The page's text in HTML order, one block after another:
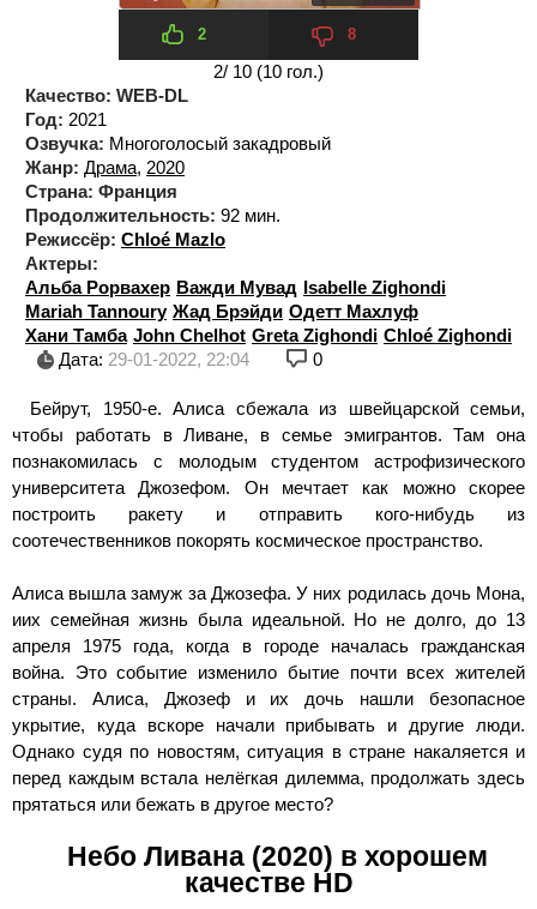
2 8
2/ 10 (10 гол.)
Качество: WEB-DL
Год: 2021
Озвучка: Многоголосый закадровый
Жанр: Драма, 2020
Страна: Франция
Продолжительность: 92 мин.
Режиссёр: Chloé Mazlo
Актеры:
Альба Рорвахер Важди Мувад Isabelle Zighondi
Mariah Tannoury Жад Брэйди Одетт Махлуф
Хани Тамба John Chelhot Greta Zighondi Chloé Zighondi
Дата: 29-01-2022, 22:04 0
Бейрут, 1950-е. Алиса сбежала из швейцарской семьи,
чтобы работать в Ливане, в семье эмигрантов. Там она
познакомилась с молодым студентом астрофизического
университета Джозефом. Он мечтает как можно скорее
построить ракету и отправить кого-нибудь из
соотечественников покорять космическое пространство.
Алиса вышла замуж за Джозефа. У них родилась дочь Мона,
иих семейная жизнь была идеальной. Но не долго, до 13
апреля 1975 года, когда в городе началась гражданская
война. Это событие изменило бытие почти всех жителей
страны. Алиса, Джозеф и их дочь нашли безопасное
укрытие, куда вскоре начали прибывать и другие люди.
Однако судя по новостям, ситуация в стране накаляется и
перед каждым встала нелёгкая дилемма, продолжать здесь
прятаться или бежать в другое место?
Небо Ливана (2020) в хорошем
качестве HD